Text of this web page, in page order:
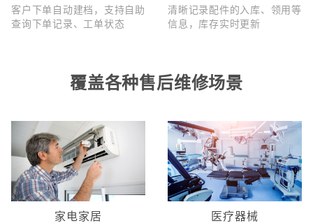
客户下单自动建档，支持自助
查询下单记录、工单状态
清晰记录配件的入库、领用等
信息，库存实时更新
覆盖各种售后维修场景
家电家居 医疗器械